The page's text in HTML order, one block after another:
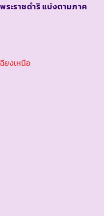
ระราชดำริ แบ่งตามภาค
ยงเหนือ